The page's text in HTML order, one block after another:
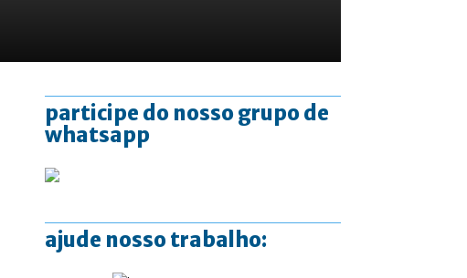
participe do nosso grupo de
whatsapp
ajude nosso trabalho: